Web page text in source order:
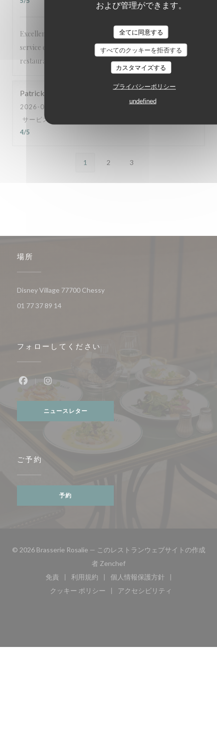
および管理ができます。
全てに同意する
すべてのクッキーを拒否する
カスタマイズする
プライバシーポリシー
undefined
Excellent restaurant ! Nous nous sommes régalés et le
service est irréprochable. Nous recommandons ce
restaurant sans hésitation et nous reviendrons avec plaisir.
Patrick
2026-08-05
サービス
4/5
1 2 3
場所
Disney Village 77700 Chessy((新しいウィンドウで開きます))
01 77 37 89 14
フォローしてください
ニュースレター
ご予約
予約
© 2026 Brasserie Rosalie — このレストランウェブサイトの作成
者 Zenchef((新しいウィンドウで開きま
免責
((新しいウィンドウで開きます))
利用規約
((新しいウィンドウで開きます))
個人情報保護方針
((新しいウィンドウで開
クッキー ポリシー
((新しいウィンドウで開きます))
アクセシビリティ
((新しいウィンドウで